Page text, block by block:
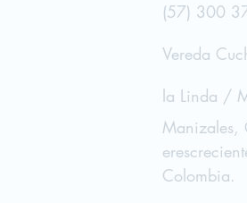
(57) 300
Vereda
la Linda /
Manizales,
Colombia.